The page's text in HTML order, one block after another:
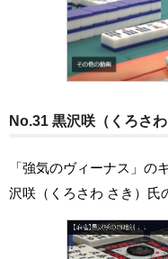
No.31 黒沢咲（くろさ
「強気のヴィーナス」の
沢咲（くろさわ さき）氏